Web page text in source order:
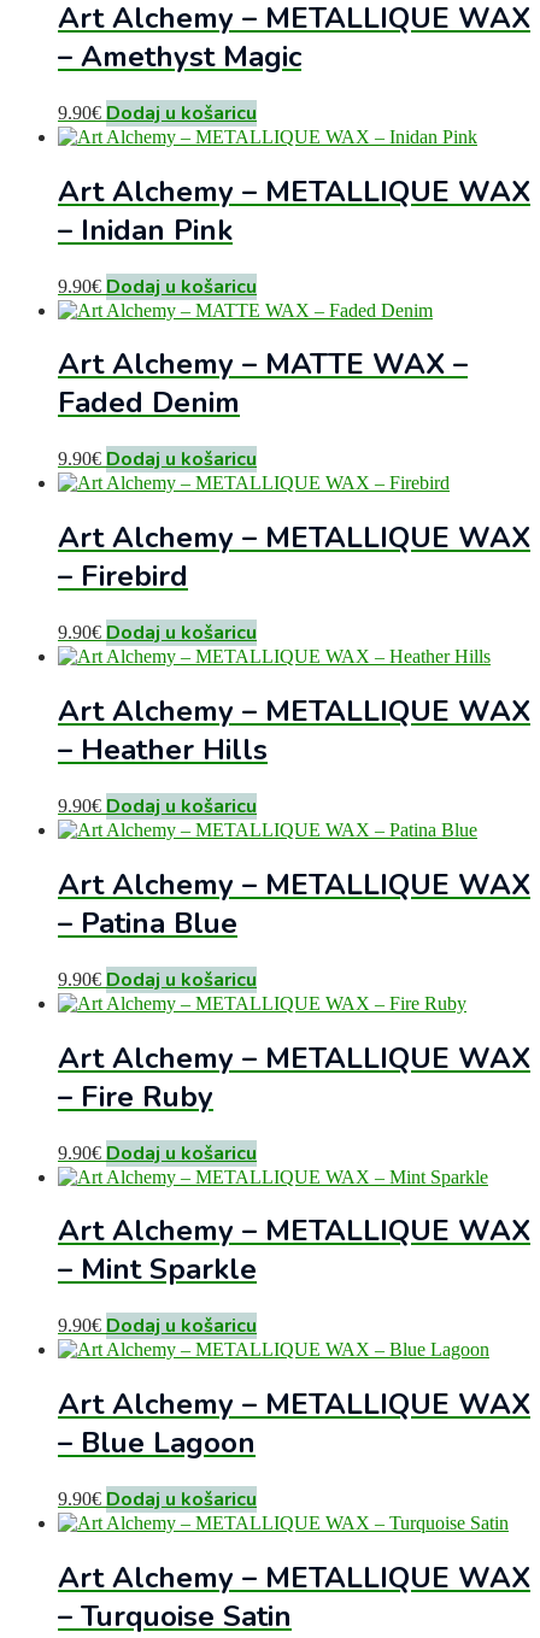
Art Alchemy – METALLIQUE WAX
– Amethyst Magic
9.90€ Dodaj u košaricu
Art Alchemy – METALLIQUE WAX
– Inidan Pink
9.90€ Dodaj u košaricu
Art Alchemy – MATTE WAX –
Faded Denim
9.90€ Dodaj u košaricu
Art Alchemy – METALLIQUE WAX
– Firebird
9.90€ Dodaj u košaricu
Art Alchemy – METALLIQUE WAX
– Heather Hills
9.90€ Dodaj u košaricu
Art Alchemy – METALLIQUE WAX
– Patina Blue
9.90€ Dodaj u košaricu
Art Alchemy – METALLIQUE WAX
– Fire Ruby
9.90€ Dodaj u košaricu
Art Alchemy – METALLIQUE WAX
– Mint Sparkle
9.90€ Dodaj u košaricu
Art Alchemy – METALLIQUE WAX
– Blue Lagoon
9.90€ Dodaj u košaricu
Art Alchemy – METALLIQUE WAX
– Turquoise Satin